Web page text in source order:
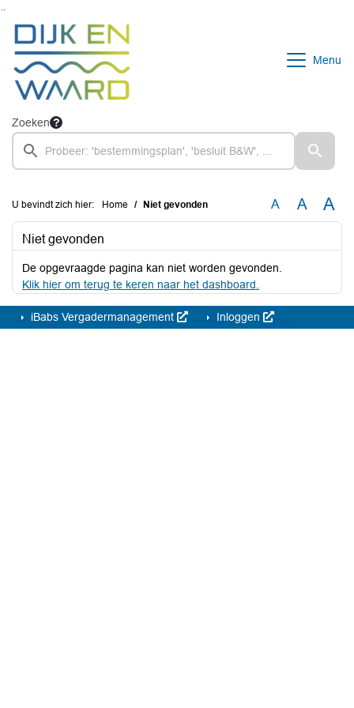
Menu
Zoeken
U bevindt zich hier: Home Niet gevonden A A A
Niet gevonden
De opgevraagde pagina kan niet worden gevonden.
Klik hier om terug te keren naar het dashboard.
iBabs Vergadermanagement Inloggen